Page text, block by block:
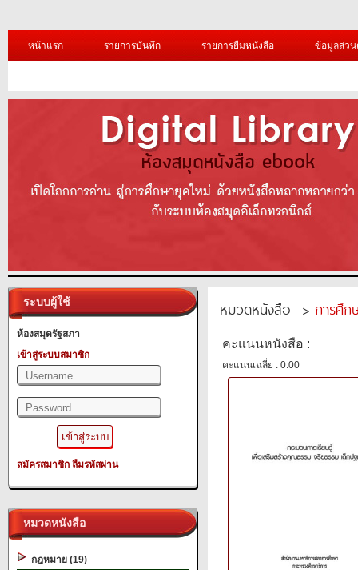
หน้าแรก รายการบันทึก รายการยืมหนังสือ ข้อมูลส่ว
ระบบผู้ใช้
ห้องสมุดรัฐสภา
เข้าสู่ระบบสมาชิก
สมัครสมาชิก ลืมรหัสผ่าน
หมวดหนังสือ
กฎหมาย (19)
หมวดหนังสือ -> การศึก
คะแนนหนังสือ :
คะแนนเฉลี่ย : 0.00